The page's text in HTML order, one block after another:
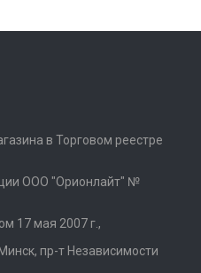
в Торговом реестре
ООО "Орионлайт" №
17 мая 2007 г.,
пр-т Независимости